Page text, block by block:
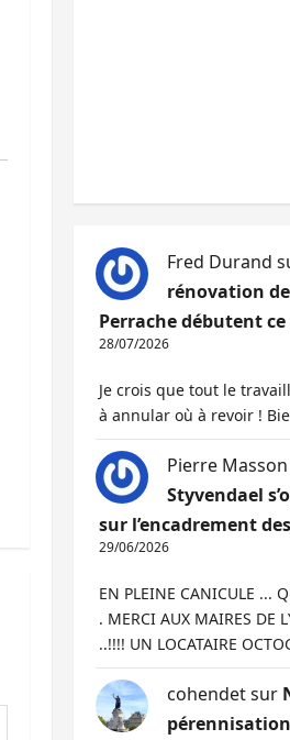
Fred Durand
rénovation
Perrache débutent
28/07/2026
Je crois que tout le
à annular où à revoir !
Pierre Masson
Styvendael
sur l’encadrement
29/06/2026
EN PLEINE CANICULE ...
. MERCI AUX MAIRES DE
..!!!! UN LOCATAIRE
cohendetsur